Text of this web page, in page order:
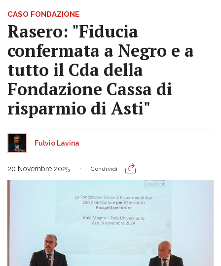
CASO FONDAZIONE
Rasero: "Fiducia
confermata a Negro e a
tutto il Cda della
Fondazione Cassa di
risparmio di Asti"
Fulvio Lavina
20 Novembre 2025 Condividi